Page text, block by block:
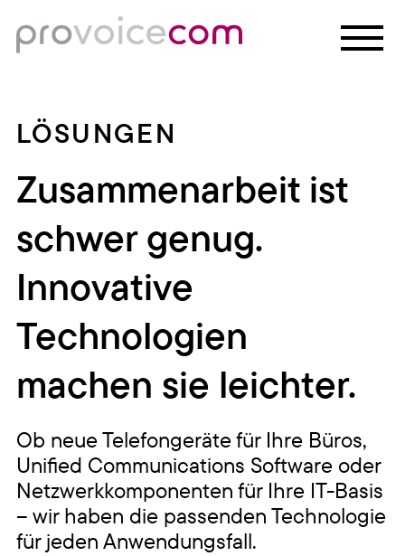
LÖSUNGEN
Zusammenarbeit ist
schwer genug.
Innovative
Technologien
machen sie leichter.
Ob neue Telefongeräte für Ihre Büros,
Unified Communications Software oder
Netzwerkkomponenten für Ihre IT-Basis
– wir haben die passenden Technologie
für jeden Anwendungsfall.